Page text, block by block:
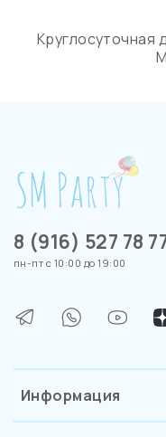
Круглосуточная
Информация
8 (916) 527 78
пн-пт с 10:00 до 19:00